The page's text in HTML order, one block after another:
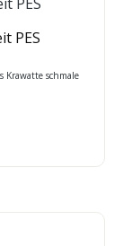
PES
Krawatte schmale